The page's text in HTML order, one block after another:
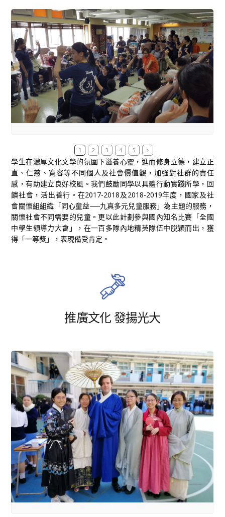
1 2 3 4 5
學生在濃厚文化文學的氛圍下滋養心靈，進而修身立德，建立正
直、仁慈、寬容等不同個人及社會價值觀，加強對社群的責任
感，有助建立良好校風。我們鼓勵同學以具體行動實踐所學，回
饋社會，活出善行。在2017-2018及2018-2019年度，國家及社
會關懷組組織「同心童益──九真多元兒童服務」為主題的服務，
關懷社會不同需要的兒童。更以此計劃參與國內知名比賽「全國
中學生領導力大會」，在一百多隊內地精英隊伍中脫穎而出，獲
得「一等獎」，表現備受肯定。
推廣文化 發揚光大